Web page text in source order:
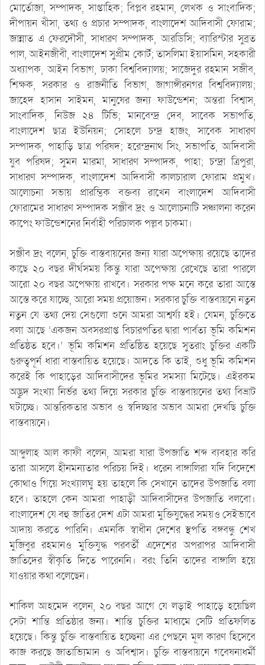
মোর্তোজা, সম্পাদক, সাপ্তাহিক; বিপ্লব রহমান, লেখক ও সাংবাদিক;
দীপায়ন খীসা, তথ্য ও প্রচার সম্পাদক, বাংলাদেশ আদিবাসী ফোরাম;
জান্নাত এ ফেরদৌসী, সাধারণ সম্পাদক, আরডিসি; ব্যারিস্টার সুব্রত
পাল, আইনজীবী, বাংলাদেশ সুপ্রীম কোর্ট; তাসলিমা ইয়াসমিন, সহকারী
অধ্যাপক, আইন বিভাগ, ঢাকা বিশ্ববিদ্যালয়; সাজেদুর রহমান সজীব,
শিক্ষক, সরকার ও রাজনীতি বিভাগ, জাগাঙ্গীরনগর বিশ্ববিদ্যালয়;
জাহেদ হাসান সাইমন, মানুষের জন্য ফাউন্ডেশন; অন্তরা বিশ্বাস,
সাংবাদিক, নিউজ ২৪ টিভি; মানবেন্দ্র দেব, সাবেক সভাপতি,
বাংলাদেশ ছাত্র ইউনিয়ন; সোহলে চন্দ্র হাজং, সাবেক সাধারণ
সম্পাদক, পাহাড়ি ছাত্র পরিষদ; হরেন্দ্রনাথ সিং, সভাপতি, আদিবাসী
যুব পরিষদ; সুমন মারমা, সাধারণ সম্পাদক, পাহা; চন্দ্রা ত্রিপুরা,
সাধারণ সম্পাদক, বাংলাদেশ আদিবাসী কালচারাল ফোরাম প্রমুখ।
আলোচনা সভায় প্রারম্ভিক বক্তব্য রাখেন বাংলাদেশ আদিবাসী
ফোরামের সাধারণ সম্পাদক সঞ্জীব দ্রং ও আলোচনাটি সঞ্চালনা করেন
কাপেং ফাউন্ডেশনের নির্বাহী পরিচালক পল্লব চাকমা।
সঞ্জীব দ্রং বলেন, চুক্তি বাস্তবায়নের জন্য যারা অপেক্ষায় রয়েছে তাদের
কাছে ২০ বছর দীর্ঘসময় কিন্তু যারা অপেক্ষায় রেখেছে তারা পারলে
আরো ২০ বছর অপেক্ষায় রাখবে। সরকার পক্ষ মনে করে তারা আস্তে
আস্তে করে যাচ্ছে, আরো সময় প্রয়োজন। সরকার চুক্তি বাস্তবায়নে নতুন
নতুন যে তথ্য দেয় সেগুলো শুনে আমরা আশ্বর্য্য হই। যেমন, চুক্তিতে
বলা আছে ‘একজন অবসরপ্রাপ্ত বিচারপতির দ্বারা পার্বত্য ভূমি কমিশন
প্রতিষ্ঠত হবে।’ ভূমি কমিশন প্রতিষ্ঠিত হয়েছে সুতরাং চুক্তির একটি
গুরুত্বপূর্ন ধারা বাস্তবায়িত হয়েছে। আদতে কি তাই, শুধু ভূমি কমিশন
করেই কি পাহাড়ের আদিবাসীদের ভূমির সমস্যা মিটেছে। এইরকম
অদ্ভুদ সংখ্যা নির্ভর তথ্য দিয়ে সরকার চুক্তি বাস্তবায়নের তথ্য বিভ্রাট
ঘটাচ্ছে। আন্তরিকতার অভাব ও স্বদিচ্ছার অভাব আমরা দেখছি চুক্তি
বাস্তবায়নে।
আব্দুলাহ আল কাফী বলেন, আমরা যারা উপজাতি শব্দ ব্যবহার করি
তারা আসলে হীনমন্যতার পরিচয় দিই। ধরেন বাঙ্গালিরা যদি বিদেশে
কোথাও গিয়ে সংখ্যালঘু হয় তাহলে কি সেখানে তাদের উপজাতি বলা
হবে। তাহলে কেন আমরা পাহাড়ী আদিবাসীদের উপজাতি বলবো।
বাংলাদেশ যে বহু জাতির দেশ এটা আমরা মুক্তিযুদ্ধের সময়ও সেইভাবে
আদায় করতে পারিনি। এমনকি স্বাধীন দেশের স্থপতি বঙ্গবন্ধু শেখ
মুজিবুর রহমানও মুক্তিযুদ্ধ পরবর্তী এদেশের অপরাপর আদিবাসী
জাতিদের স্বীকৃতি দিতে পারেননি। বরং তিনি তাদের বাঙ্গালি হয়ে
যাওয়ার কথা বলেছেন।
শাকিল আহমেদ বলেন, ২০ বছর আগে যে লড়াই পাহাড়ে হয়েছিল
সেটা শান্তি প্রতিষ্ঠার জন্য। শান্তি চুক্তির মাধ্যমে সেটি প্রতিফলিত
হয়েছে। কিন্তু চুক্তি বাস্তবায়িত হচ্ছেনা এর পেছনে মূল কারণ হিসেবে
কাজ করছে জাতাভ্যিমান ও অবিশ্বাস। চুক্তি বাস্তবায়নে গবেষনাধর্মী